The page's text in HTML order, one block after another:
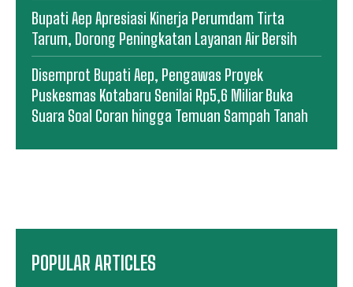
Bupati Aep Apresiasi Kinerja Perumdam Tirta
Tarum, Dorong Peningkatan Layanan Air Bersih
Disemprot Bupati Aep, Pengawas Proyek
Puskesmas Kotabaru Senilai Rp5,6 Miliar Buka
Suara Soal Coran hingga Temuan Sampah Tanah
POPULAR ARTICLES